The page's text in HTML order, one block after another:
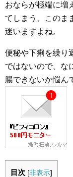
おならが極端に増
てしまう、このま
迷いますよね。
便秘や下痢を繰り
ではないので、な
腸できないか悩ん
目次 [非表示]